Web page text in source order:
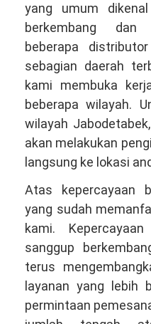
yang umum
berkembang dan
beberapa
sebagian daerah
kami membuka
beberapa wilayah.
wilayah
akan melakukan
langsung ke lokasi
Atas kepercayaan
yang sudah
kami.
sanggup
terus
layanan yang lebih
permintaan